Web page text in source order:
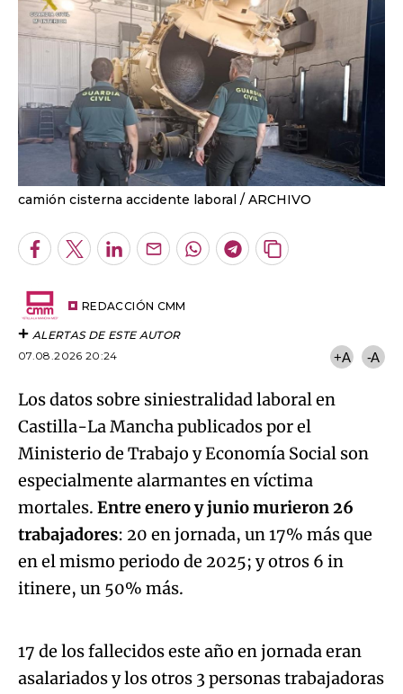
camión cisterna accidente laboral ARCHIVO
Facebook
TwitterLinkedInEnviarWhatsapp
Telegram
Copiar
REDACCIÓN CMM
ALERTAS DE ESTE AUTOR
07.08.2026 20:24
+A -A
Los datos sobre siniestralidad laboral en
Castilla-La Mancha publicados por el
Ministerio de Trabajo y Economía Social son
especialmente alarmantes en víctima
mortales. Entre enero y junio murieron 26
trabajadores: 20 en jornada, un 17% más que
en el mismo periodo de 2025; y otros 6 in
itinere, un 50% más.Algo salió mal.
Try again
17 de los fallecidos este año en jornada eran
asalariados y los otros 3 personas trabajadoras